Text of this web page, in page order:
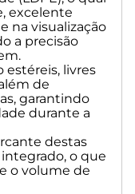
excelente
na visualização
a precisão
estéreis, livres
de
garantindo
durante a
destas
o que
o volume de